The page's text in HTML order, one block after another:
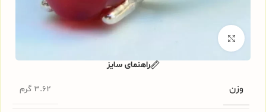
برای بزرگنمایی کلیک کنید
وزن 3.62 گرم
راهنمای سایز